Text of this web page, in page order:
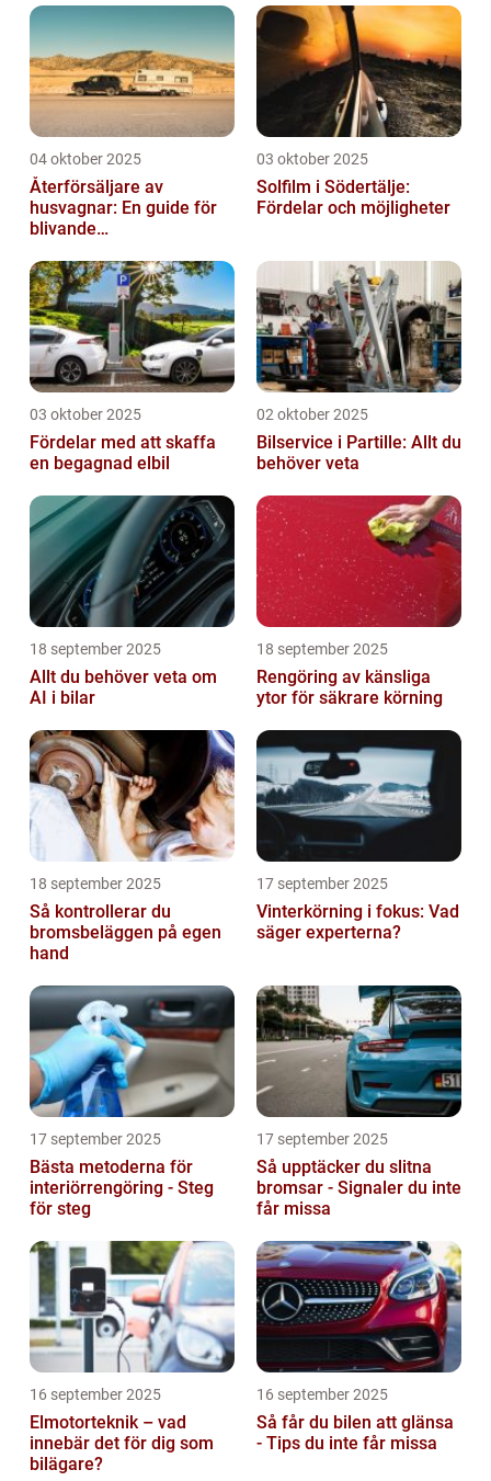
04 oktober 2025
Återförsäljare av
husvagnar: En guide för
blivande
03 oktober 2025
Solfilm i Södertälje:
Fördelar och möjligheter
03 oktober 2025
Fördelar med att skaffa
en begagnad elbil
02 oktober 2025
Bilservice i Partille: Allt du
behöver veta
18 september 2025
Allt du behöver veta om
AI i bilar
18 september 2025
Rengöring av känsliga
ytor för säkrare körning
18 september 2025
Så kontrollerar du
bromsbeläggen på egen
hand
17 september 2025
Vinterkörning i fokus: Vad
säger experterna?
17 september 2025
Bästa metoderna för
interiörrengöring - Steg
för steg
17 september 2025
Så upptäcker du slitna
bromsar - Signaler du inte
får missa
16 september 2025
Elmotorteknik – vad
innebär det för dig som
bilägare?
16 september 2025
Så får du bilen att glänsa
- Tips du inte får missa